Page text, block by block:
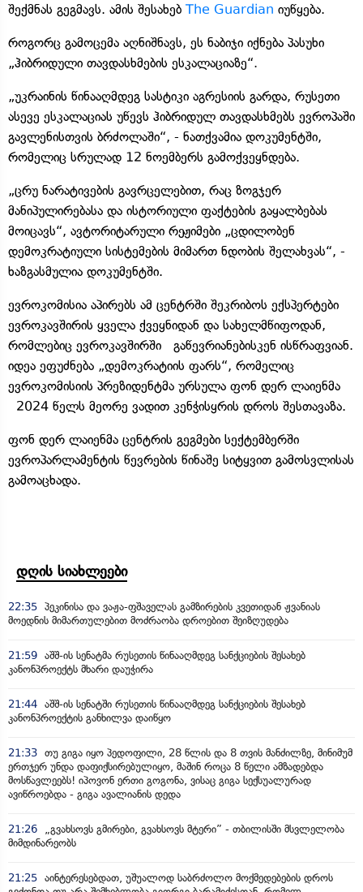
შექმნას გეგმავს. ამის შესახებ The Guardian იუწყება.
როგორც გამოცემა აღნიშნავს, ეს ნაბიჯი იქნება პასუხი
„ჰიბრიდული თავდასხმების ესკალაციაზე“.
„უკრაინის წინააღმდეგ სასტიკი აგრესიის გარდა, რუსეთი
ასევე ესკალაციას უწევს ჰიბრიდულ თავდასხმებს ევროპაში
გავლენისთვის ბრძოლაში“, - ნათქვამია დოკუმენტში,
რომელიც სრულად 12 ნოემბერს გამოქვეყნდება.
„ცრუ ნარატივების გავრცელებით, რაც ზოგჯერ
მანიპულირებასა და ისტორიული ფაქტების გაყალბებას
მოიცავს“, ავტორიტარული რეჟიმები „ცდილობენ
დემოკრატიული სისტემების მიმართ ნდობის შელახვას“, -
ხაზგასმულია დოკუმენტში.
ევროკომისია აპირებს ამ ცენტრში შეკრიბოს ექსპერტები
ევროკავშირის ყველა ქვეყნიდან და სახელმწიფოდან,
რომლებიც ევროკავშირში გაწევრიანებისკენ ისწრაფვიან.
იდეა ეფუძნება „დემოკრატიის ფარს“, რომელიც
ევროკომისიის პრეზიდენტმა ურსულა ფონ დერ ლაიენმა
2024 წელს მეორე ვადით კენჭისყრის დროს შესთავაზა.
ფონ დერ ლაიენმა ცენტრის გეგმები სექტემბერში
ევროპარლამენტის წევრების წინაშე სიტყვით გამოსვლისას
გამოაცხადა.
დღის სიახლეები
22:35 პეკინისა და ვაჟა-ფშაველას გამზირების კვეთიდან ჟვანიას
მოედნის მიმართულებით მოძრაობა დროებით შეიზღუდება
21:59 აშშ-ის სენატმა რუსეთის წინააღმდეგ სანქციების შესახებ
კანონპროექტს მხარი დაუჭირა
21:44 აშშ-ის სენატში რუსეთის წინააღმდეგ სანქციების შესახებ
კანონპროექტის განხილვა დაიწყო
21:33 თუ გიგა იყო პედოფილი, 28 წლის და 8 თვის მანძილზე, მინიმუმ
ერთჯერ უნდა დაფიქსირებულიყო, მაშინ როცა 8 წელი ამზადებდა
მოსწავლეებს! იპოვონ ერთი გოგონა, ვისაც გიგა სექსუალურად
ავიწროებდა - გიგა ავალიანის დედა
21:26
„გვახსოვს გმირები, გვახსოვს მტერი” - თბილისში მსვლელობა
მიმდინარეობს
21:25 აინტერესებდათ, უშუალოდ საბრძოლო მოქმედებების დროს